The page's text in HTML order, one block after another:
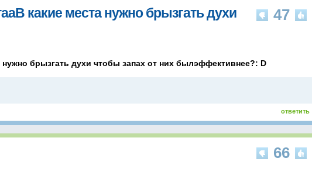
47
какие места нужно брызгать духи
нужно брызгать духи чтобы запах от них былэффективнее?: D
ответить
66